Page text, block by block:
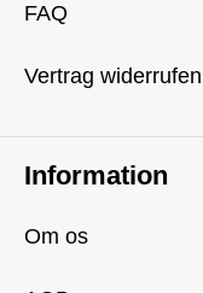
FAQ
Vertrag widerrufen
Information
Om os